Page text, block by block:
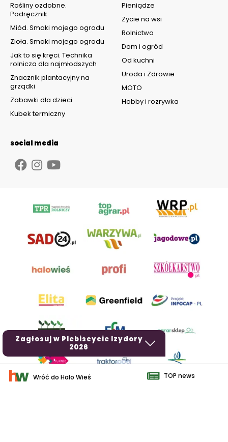
Zagłosuj w Plebiscycie Izydory
2026
Pieniądze
Życie na wsi
Rolnictwo
Dom i ogród
Od kuchni
Uroda i Zdrowie
MOTO
Hobby i rozrywka
Rośliny ozdobne.
Podręcznik
Miód. Smaki mojego ogrodu
Zioła. Smaki mojego ogrodu
Jak to się kręci. Technika
rolnicza dla najmłodszych
Znacznik plantacyjny na
grządki
Zabawki dla dzieci
Kubek termiczny
social media
Wróć do Halo Wieś TOP news